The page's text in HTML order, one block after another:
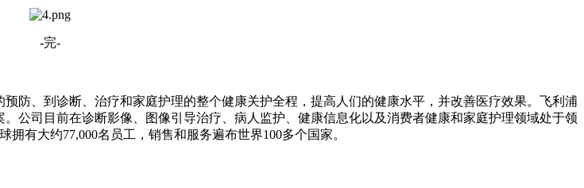
-完-
防、到诊断、治疗和家庭护理的整个健康关护全程，提高人们的健康水平，并改善医疗效果。飞利浦
公司目前在诊断影像、图像引导治疗、病人监护、健康信息化以及消费者健康和家庭护理领域处于领
有大约77,000名员工，销售和服务遍布世界100多个国家。